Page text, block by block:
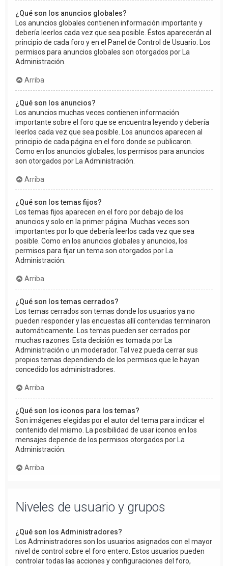
¿Qué son los anuncios globales?
Los anuncios globales contienen información importante y
debería leerlos cada vez que sea posible. Éstos aparecerán al
principio de cada foro y en el Panel de Control de Usuario. Los
permisos para anuncios globales son otorgados por La
Administración.
Arriba
¿Qué son los anuncios?
Los anuncios muchas veces contienen información
importante sobre el foro que se encuentra leyendo y debería
leerlos cada vez que sea posible. Los anuncios aparecen al
principio de cada página en el foro donde se publicaron.
Como en los anuncios globales, los permisos para anuncios
son otorgados por La Administración.
Arriba
¿Qué son los temas fijos?
Los temas fijos aparecen en el foro por debajo de los
anuncios y solo en la primer página. Muchas veces son
importantes por lo que debería leerlos cada vez que sea
posible. Como en los anuncios globales y anuncios, los
permisos para fijar un tema son otorgados por La
Administración.
Arriba
¿Qué son los temas cerrados?
Los temas cerrados son temas donde los usuarios ya no
pueden responder y las encuestas allí contenidas terminaron
automáticamente. Los temas pueden ser cerrados por
muchas razones. Esta decisión es tomada por La
Administración o un moderador. Tal vez pueda cerrar sus
propios temas dependiendo de los permisos que le hayan
concedido los administradores.
Arriba
¿Qué son los iconos para los temas?
Son imágenes elegidas por el autor del tema para indicar el
contenido del mismo. La posibilidad de usar iconos en los
mensajes depende de los permisos otorgados por La
Administración.
Arriba
Niveles de usuario y grupos
¿Qué son los Administradores?
Los Administradores son los usuarios asignados con el mayor
nivel de control sobre el foro entero. Estos usuarios pueden
controlar todas las acciones y configuraciones del foro,